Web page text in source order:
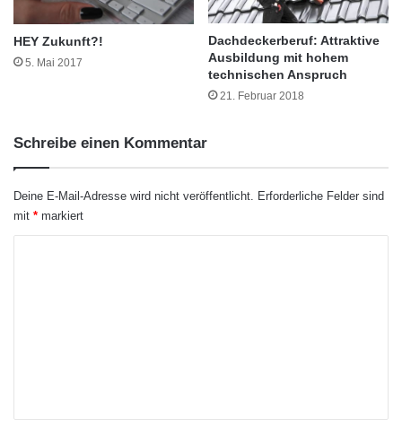
nach relativ kurzer Zeit im
Restaurantmanagement arbeiten oder später
die Personalführung einer Filiale übernehmen.
Noch höher auf der Karriereleiter kann
derjenige steigen, der sich für eine Fortbildung
zum Fachwirt im Gastgewerbe oder zum
Betriebswirt entscheidet.
n
f
f
ä
n
HEY Zukunft?!
5. Mai 2017
Dachdeckerberuf: Attraktive
Ausbildung mit hohem
technischen Anspruch
21. Februar 2018
Schreibe einen Kommentar
Deine E-Mail-Adresse wird nicht veröffentlicht.
Erforderliche Felder sind
mit * markiert